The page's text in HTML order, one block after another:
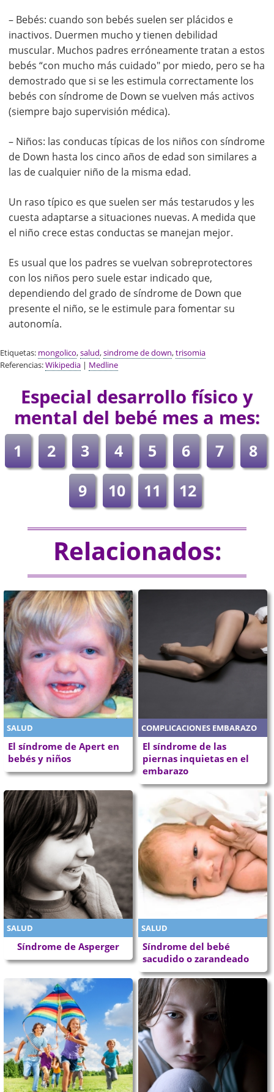
– Bebés: cuando son bebés suelen ser plácidos e
inactivos. Duermen mucho y tienen debilidad
muscular. Muchos padres erróneamente tratan a estos
bebés “con mucho más cuidado" por miedo, pero se ha
demostrado que si se les estimula correctamente los
bebés con síndrome de Down se vuelven más activos
(siempre bajo supervisión médica).
– Niños: las conducas típicas de los niños con síndrome
de Down hasta los cinco años de edad son similares a
las de cualquier niño de la misma edad.
Un raso típico es que suelen ser más testarudos y les
cuesta adaptarse a situaciones nuevas. A medida que
el niño crece estas conductas se manejan mejor.
Es usual que los padres se vuelvan sobreprotectores
con los niños pero suele estar indicado que,
dependiendo del grado de síndrome de Down que
presente el niño, se le estimule para fomentar su
autonomía.
Etiquetas: mongolico,salud,sindrome de down,trisomia
Referencias:Wikipedia | Medline
Especial desarrollo físico y
mental del bebé mes a mes:
1 2 3 4 5 6 7
8
9
10 11 12
Relacionados:
SALUD
El síndrome de Apert en
bebés y niños
COMPLICACIONES EMBARAZO
El síndrome de las
piernas inquietas en el
embarazo
SALUD
Síndrome de Asperger
SALUD
Síndrome del bebé
sacudido o zarandeado